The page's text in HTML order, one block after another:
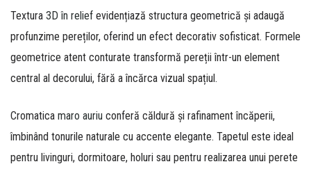
Textura 3D în relief evidențiază structura geometrică și adaugă
profunzime pereților, oferind un efect decorativ sofisticat. Formele
geometrice atent conturate transformă pereții într-un element
central al decorului, fără a încărca vizual spațiul.
Cromatica maro auriu conferă căldură și rafinament încăperii,
îmbinând tonurile naturale cu accente elegante. Tapetul este ideal
pentru livinguri, dormitoare, holuri sau pentru realizarea unui perete